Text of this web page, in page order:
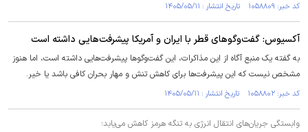
کد خبر: ۱۰۵۸۸۰۹ تاریخ انتشار : ۱۴۰۵/۰۵/۱۱
آکسیوس: گفت‌و‌گو‌های قطر با ایران و آمریکا پیشرفت‌هایی داشته است
به گفته یک منبع آگاه از این مذاکرات، این گفت‌و‌گو‌ها پیشرفت‌هایی داشته است، اما هنوز
مشخص نیست که این پیشرفت‌ها برای کاهش تنش و مهار بحران کافی باشد یا خیر.
کد خبر: ۱۰۵۸۸۰۲ تاریخ انتشار : ۱۴۰۵/۰۵/۱۱
وابستگی جریان‌های انتقال انرژی به تنگه هرمز کاهش می‌یابد؛